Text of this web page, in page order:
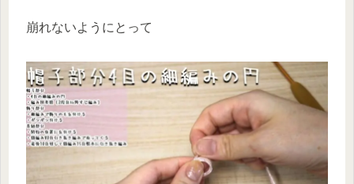
崩れないようにとって